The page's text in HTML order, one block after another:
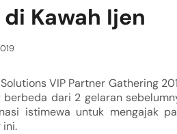
Kawah Ijen
VIP Partner Gathering
dari 2 gelaran
istimewa untuk mengajak
ini.